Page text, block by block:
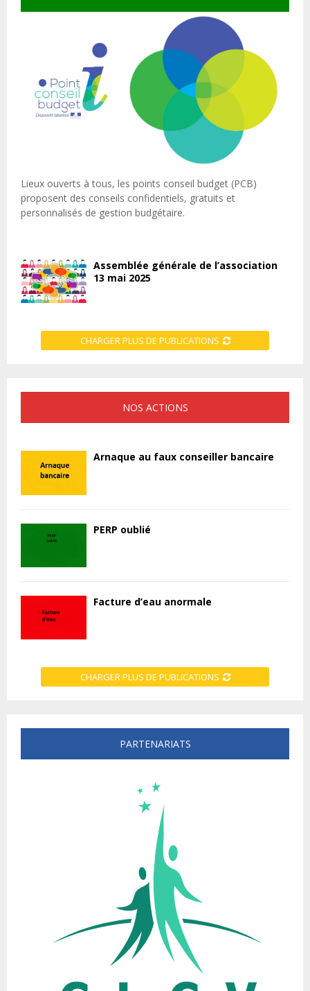
Lieux ouverts à tous, les points conseil budget (PCB)
proposent des conseils confidentiels, gratuits et
personnalisés de gestion budgétaire.
Assemblée générale de l’association
13 mai 2025
CHARGER PLUS DE PUBLICATIONS
NOS ACTIONS
Arnaque au faux conseiller bancaire
PERP oublié
Facture d’eau anormale
CHARGER PLUS DE PUBLICATIONS
PARTENARIATS